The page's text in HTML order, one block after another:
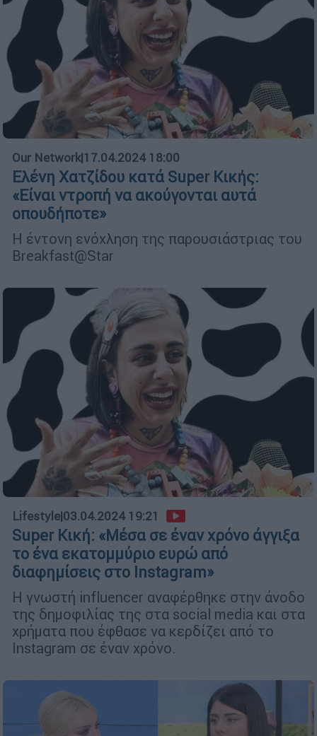
Our Network|17.04.2024 18:00
Ελένη Χατζίδου κατά Super Κικής:
«Είναι ντροπή να ακούγονται αυτά
οπουδήποτε»
Η έντονη ενόχληση της παρουσιάστριας του
Breakfast@Star
Lifestyle|03.04.2024 19:21
Super Κική: «Mέσα σε έναν χρόνο άγγιξα
το ένα εκατομμύριο ευρώ από
διαφημίσεις στο Instagram»
Η γνωστή influencer αναφέρθηκε στην άνοδο
της δημοφιλίας της στα social media και στα
χρήματα που έφθασε να κερδίζει από το
Instagram σε έναν χρόνο.